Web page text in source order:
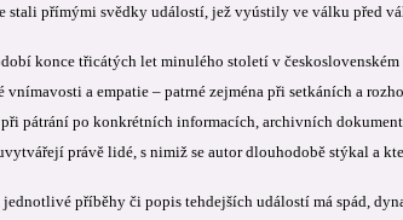
stali přímými svědky událostí, jež vyústily ve válku před
konce třicátých let minulého století v
a empatie – patrné zejména při setkáních a
pátrání po konkrétních informacích, archivních
právě lidé, s nimiž se autor dlouhodobě stýkal a
příběhy či popis tehdejších událostí má spád,